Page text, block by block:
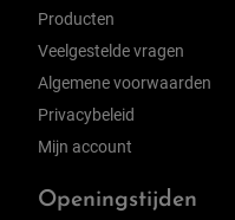
Producten
Veelgestelde vragen
Algemene voorwaarden
Privacybeleid
Mijn account
Openingstijden